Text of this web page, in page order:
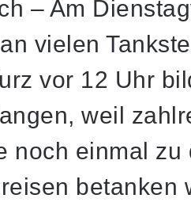
– Am
vielen
vor 12 Uhr
weil
noch einmal
betanken